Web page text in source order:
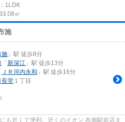
1LDK
㎡
施
施 」駅 徒歩8分
「新深江 」駅 徒歩13分
ＪＲ河内永和 」駅 徒歩16分
長堂 １丁目
も近くて便利。近くのイオン 布施駅前店ま